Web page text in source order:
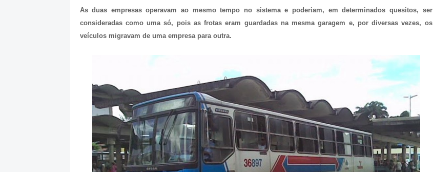
As duas empresas operavam ao mesmo tempo no sistema e poderiam, em determinados quesitos, ser
consideradas como uma só, pois as frotas eram guardadas na mesma garagem e, por diversas vezes, os
veículos migravam de uma empresa para outra.